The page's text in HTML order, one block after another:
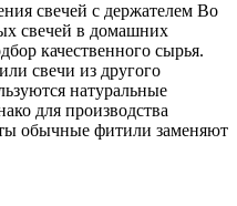
свечей с держателем Во
свечей в домашних
качественного сырья.
свечи из другого
натуральные
для производства
обычные фитили заменяют